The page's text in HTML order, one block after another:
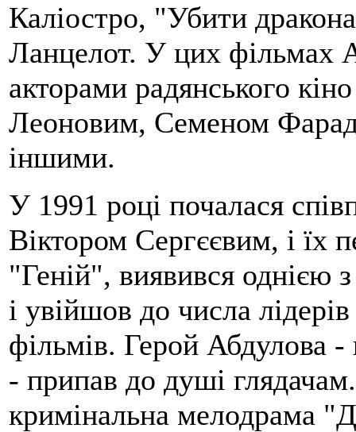
Каліостро, "Убити
Ланцелот. У цих фільмах
акторами радянського
Леоновим, Семеном
іншими.
У 1991 році почалася
Віктором Сергєєвим, і їх
"Геній", виявився однією
і увійшов до числа
фільмів. Герой Абдулова
- припав до душі
кримінальна мелодрама